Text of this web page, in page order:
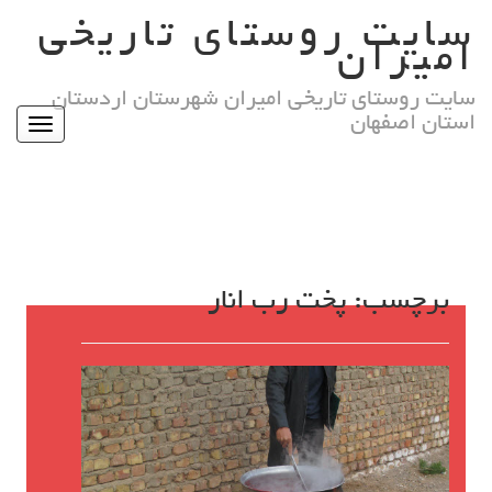
contentسایت روستای تاریخی
امیران
سایت روستای تاریخی امیران شهرستان اردستان
استان اصفهان Toggle
برچسب:پخت رب انار